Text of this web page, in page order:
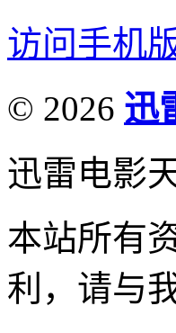
访问手机
© 2026 迅
迅雷电影
本站所有
利，请与